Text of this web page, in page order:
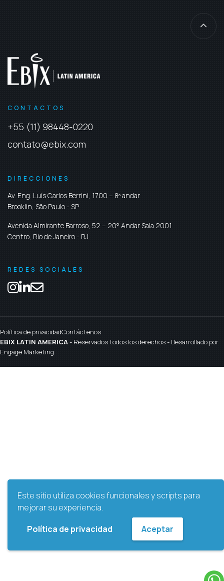
Este sitio utiliza cookies funcionales y scripts para
mejorar su experiencia.
Política de privacidad
Aceptar
CONTACTOS
+55 (11) 98448-0220
contato@ebix.com
DIRECCIONES
Av. Eng. Luís Carlos Berrini, 1700 – 8º andar
Brooklin, São Paulo- SP
Avenida Almirante Barroso, 52 – 20° Andar Sala 2001
Centro, Rio de Janeiro- RJ
REDES SOCIALES
Política de privacidadContáctenos
EBIX LATIN AMERICA- Reservados todos los derechos - Desarrollado por
Engage Marketing